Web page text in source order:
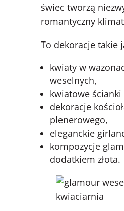
świec tworzą
romantyczny
To dekoracje takie
kwiaty w
weselnych,
kwiatowe ścianki
dekoracje
plenerowego,
eleganckie
kompozycje
dodatkiem złota.